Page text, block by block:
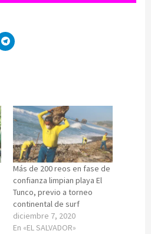
Más de 200 reos en fase de
confianza limpian playa El
Tunco, previo a torneo
continental de surf
diciembre 7, 2020
En «EL SALVADOR»